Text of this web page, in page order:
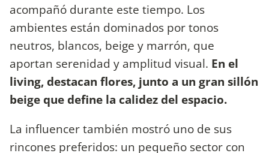
acompañó durante este tiempo. Los
ambientes están dominados por tonos
neutros, blancos, beige y marrón, que
aportan serenidad y amplitud visual. En el
living, destacan flores, junto a un gran sillón
beige que define la calidez del espacio.
La influencer también mostró uno de sus
rincones preferidos: un pequeño sector con